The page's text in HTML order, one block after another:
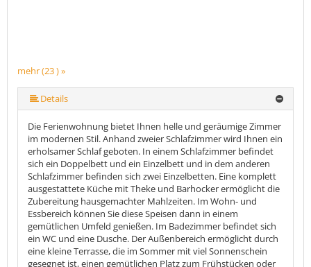
mehr (23 ) »
mehr (23 ) »
mehr (23 ) »
mehr (23 ) »
mehr (23 ) »
mehr (23 ) »
mehr (23 ) »
mehr (23 ) »
mehr (23 ) »
mehr (23 ) »
mehr (23 ) »
mehr (23 ) »
mehr (23 ) »
mehr (23 ) »
mehr (23 ) »
mehr (23 ) »
mehr (23 ) »
mehr (23 ) »
mehr (23 ) »
mehr (23 ) »
Details
Die Ferienwohnung bietet Ihnen helle und geräumige Zimmer
im modernen Stil. Anhand zweier Schlafzimmer wird Ihnen ein
erholsamer Schlaf geboten. In einem Schlafzimmer befindet
sich ein Doppelbett und ein Einzelbett und in dem anderen
Schlafzimmer befinden sich zwei Einzelbetten. Eine komplett
ausgestattete Küche mit Theke und Barhocker ermöglicht die
Zubereitung hausgemachter Mahlzeiten. Im Wohn- und
Essbereich können Sie diese Speisen dann in einem
gemütlichen Umfeld genießen. Im Badezimmer befindet sich
ein WC und eine Dusche. Der Außenbereich ermöglicht durch
eine kleine Terrasse, die im Sommer mit viel Sonnenschein
gesegnet ist, einen gemütlichen Platz zum Frühstücken oder